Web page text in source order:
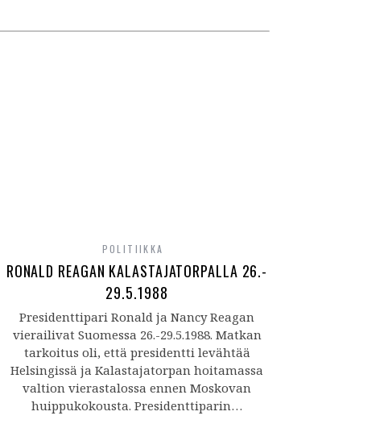
POLITIIKKA
RONALD REAGAN KALASTAJATORPALLA 26.-
29.5.1988
Presidenttipari Ronald ja Nancy Reagan
vierailivat Suomessa 26.-29.5.1988. Matkan
tarkoitus oli, että presidentti levähtää
Helsingissä ja Kalastajatorpan hoitamassa
valtion vierastalossa ennen Moskovan
huippukokousta. Presidenttiparin…